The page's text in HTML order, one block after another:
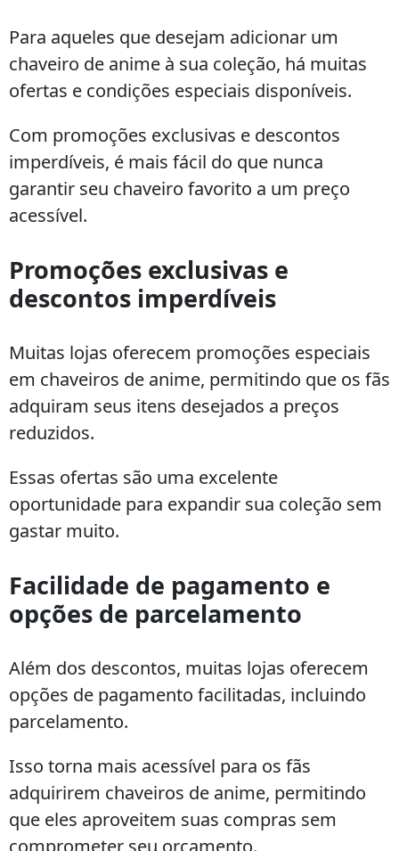
Para aqueles que desejam adicionar um
chaveiro de anime à sua coleção, há muitas
ofertas e condições especiais disponíveis.
Com promoções exclusivas e descontos
imperdíveis, é mais fácil do que nunca
garantir seu chaveiro favorito a um preço
acessível.
Promoções exclusivas e
descontos imperdíveis
Muitas lojas oferecem promoções especiais
em chaveiros de anime, permitindo que os fãs
adquiram seus itens desejados a preços
reduzidos.
Essas ofertas são uma excelente
oportunidade para expandir sua coleção sem
gastar muito.
Facilidade de pagamento e
opções de parcelamento
Além dos descontos, muitas lojas oferecem
opções de pagamento facilitadas, incluindo
parcelamento.
Isso torna mais acessível para os fãs
adquirirem chaveiros de anime, permitindo
que eles aproveitem suas compras sem
comprometer seu orçamento.